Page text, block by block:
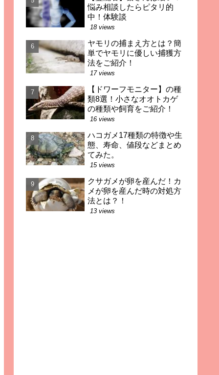
悩み相談したらピタリ的
中！体験談
18 views
ヤモリの捕まえ方とは？簡
単でヤモリに優しい捕獲方
法をご紹介！
17 views
【ドワーフモニター】の種
類8選！小さなオオトカゲ
の種類や飼育をご紹介！
16 views
ハコガメ17種類の特徴や生
態、寿命、値段などまとめ
てみた。
15 views
クサガメが卵を産んだ！カ
メが卵を産んだ時の対処方
法とは？！
13 views